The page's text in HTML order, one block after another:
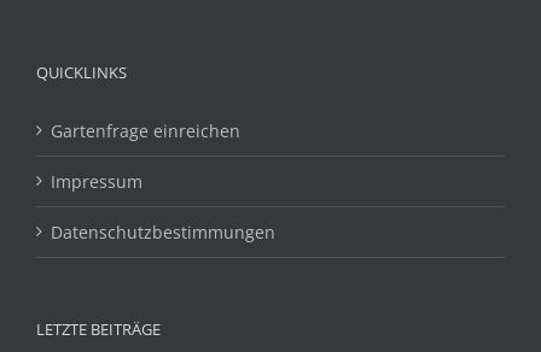
QUICKLINKS
Gartenfrage einreichen
Impressum
Datenschutzbestimmungen
LETZTE BEITRÄGE